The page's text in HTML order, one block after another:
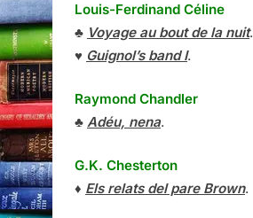
Louis-Ferdinand Céline
♣ Voyage au bout de la nuit.
♥ Guignol’s band I.
Raymond Chandler
♣ Adéu, nena.
G.K. Chesterton
♦ Els relats del pare Brown.